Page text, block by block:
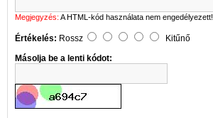
Megjegyzés: A HTML-kód használata nem engedélyezett!
Értékelés: Rossz
Kitűnő
Másolja be a lenti kódot: